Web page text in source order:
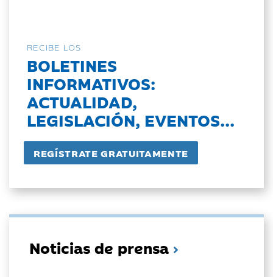
RECIBE LOS
BOLETINES
INFORMATIVOS:
ACTUALIDAD,
LEGISLACIÓN, EVENTOS...
Noticias de prensa